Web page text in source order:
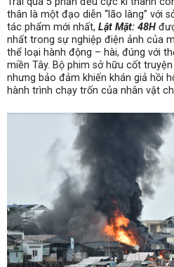
thân là một đạo diễn “lão làng” với
tác phẩm mới nhất, Lật Mặt: 48H
nhất trong sự nghiệp điện ảnh của
thể loại hành động – hài, đúng với
miền Tây. Bộ phim sở hữu cốt
nhưng bảo đảm khiến khán giả hồi
hành trình chạy trốn của nhân vật